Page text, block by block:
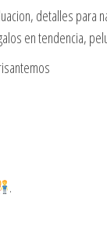
detalles
en tendencia,
.